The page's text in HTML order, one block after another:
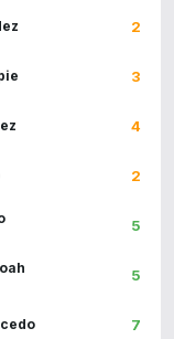
2
3
4
2
5
5
7